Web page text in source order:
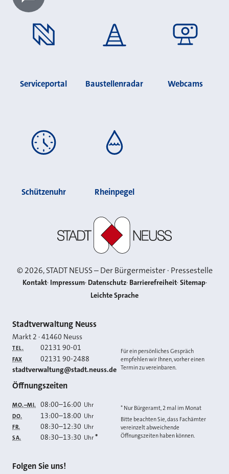
Chatbot laden?
Serviceportal Baustellenradar Webcams
Schützenuhr Rheinpegel
©2026, STADT NEUSS – Der Bürgermeister · Pressestelle
Kontakt Impressum Datenschutz Barrierefreiheit Sitemap
Leichte Sprache
Kontakt
Stadtverwaltung Neuss
Markt 2 ·41460 Neuss
TEL. 02131 90-01
FAX 02131 90-2488
E-MAIL
stadtverwaltung@stadt.neuss.de
Für ein persönliches Gespräch
empfehlen wir Ihnen, vorher einen
Termin zu vereinbaren.
Öffnungszeiten
MO.–MI. 08:00–16:00 Uhr
DO. 13:00–18:00 Uhr
FR. 08:30–12:30 Uhr
SA. 08:30–13:30 Uhr *
* Nur Bürgeramt, 2 mal im Monat
Bitte beachten Sie, dass Fachämter
vereinzelt abweichende
Öffnungszeiten haben können.
Folgen Sie uns!